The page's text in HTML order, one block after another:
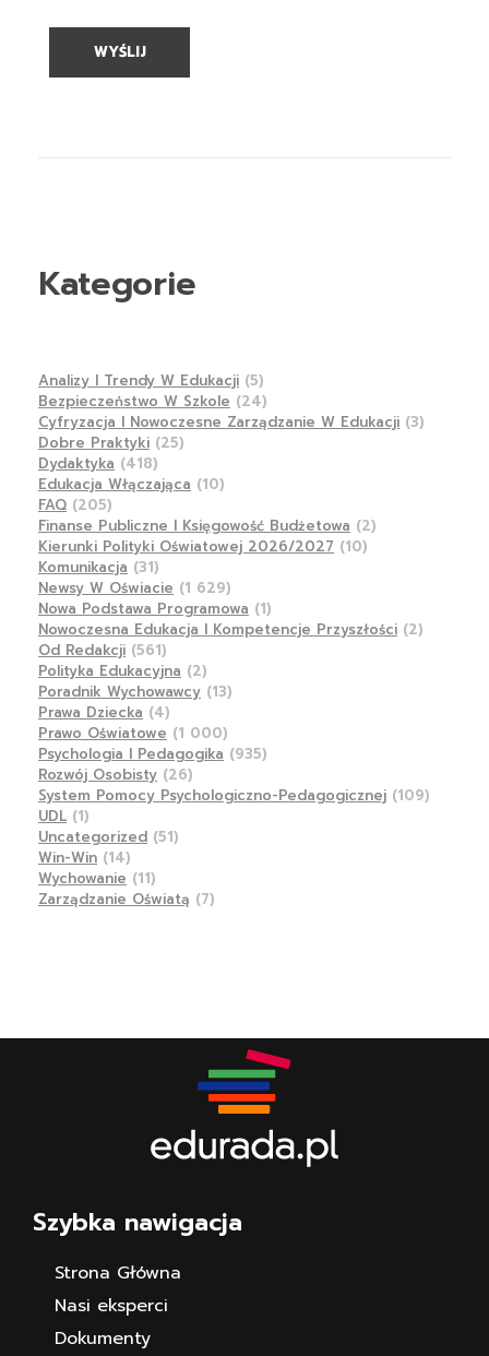
Kategorie
Analizy I Trendy W Edukacji (5)
Bezpieczeństwo W Szkole (24)
Cyfryzacja I Nowoczesne Zarządzanie W Edukacji (3)
Dobre Praktyki (25)
Dydaktyka (418)
Edukacja Włączająca (10)
FAQ (205)
Finanse Publiczne I Księgowość Budżetowa (2)
Kierunki Polityki Oświatowej 2026/2027 (10)
Komunikacja (31)
Newsy W Oświacie (1 629)
Nowa Podstawa Programowa (1)
Nowoczesna Edukacja I Kompetencje Przyszłości (2)
Od Redakcji (561)
Polityka Edukacyjna (2)
Poradnik Wychowawcy (13)
Prawa Dziecka (4)
Prawo Oświatowe (1 000)
Psychologia I Pedagogika (935)
Rozwój Osobisty (26)
System Pomocy Psychologiczno-Pedagogicznej (109)
UDL (1)
Uncategorized (51)
Win-Win (14)
Wychowanie (11)
Zarządzanie Oświatą (7)
Szybka nawigacja
Strona Główna
Nasi eksperci
Dokumenty